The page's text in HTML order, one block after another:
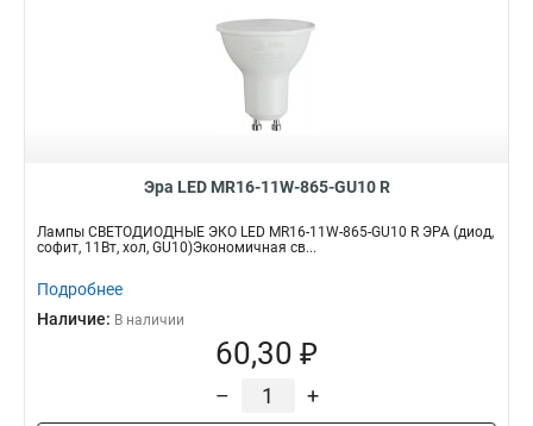
Эра LED MR16-11W-865-GU10 R
Лампы СВЕТОДИОДНЫЕ ЭКО LED MR16-11W-865-GU10 R ЭРА (диод,
софит, 11Вт, хол, GU10)Экономичная св...
Подробнее
Наличие: В наличии
60,30 ₽
– +